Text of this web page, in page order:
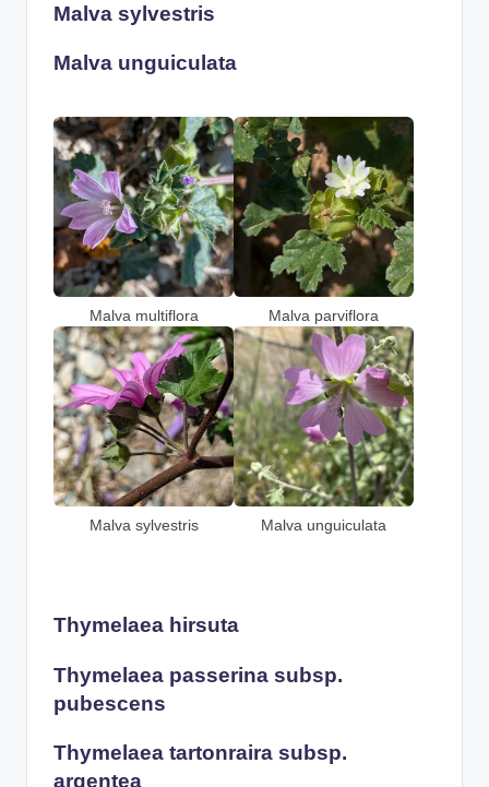
Malva sylvestris
Malva unguiculata
Malva multiflora Malva parviflora
Malva sylvestris Malva unguiculata
Thymelaea hirsuta
Thymelaea passerina subsp.
pubescens
Thymelaea tartonraira subsp.
argentea